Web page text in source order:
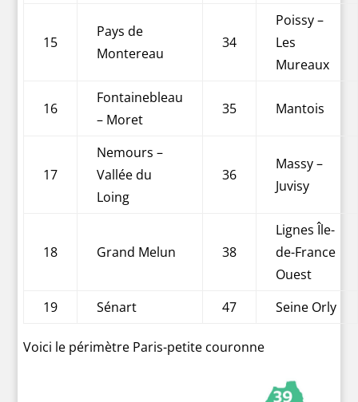
15
Pays de
Montereau
34
Poissy –
Les
Mureaux
16
Fontainebleau
– Moret
35 Mantois
17
Nemours –
Vallée du
Loing
36
Massy –
Juvisy
18 Grand Melun 38
Lignes Île-
de-France
Ouest
19
Sénart 47 Seine Orly
Voici le périmètre Paris-petite couronne